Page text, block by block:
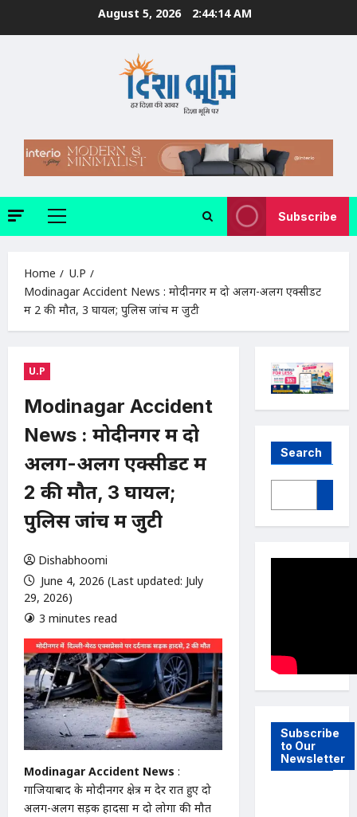
August 5, 2026 2:44:15 AM
Primary
Subscribe
Home
U.P
Modinagar Accident News : मोदीनगर में दो अलग-अलग एक्सीडेंट
में 2 की मौत, 3 घायल; पुलिस जांच में जुटी
U.P
Modinagar Accident
News : मोदीनगर में दो
अलग-अलग एक्सीडेंट में
2 की मौत, 3 घायल;
पुलिस जांच में जुटी
Dishabhoomi
June 4, 2026 (Last updated: July
29, 2026)
3 minutes read
Modinagar Accident News :
गाजियाबाद के मोदीनगर क्षेत्र में देर रात हुए दो
अलग-अलग सड़क हादसों में दो लोगों की मौत
Search
Subscribe
to Our
Newsletter